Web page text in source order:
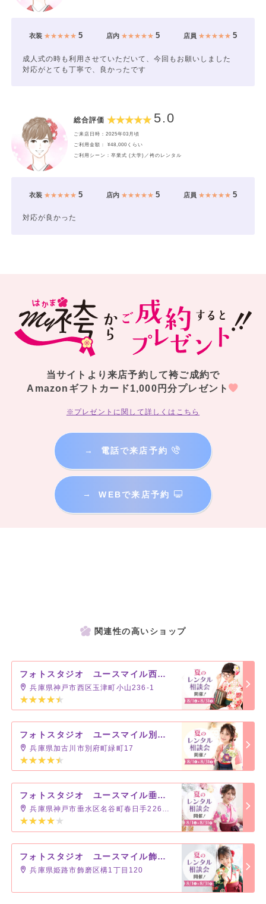
衣装★★★★★ 5 店内★★★★★ 5 店員 ★★★★★5
成人式の時も利用させていただいて、今回もお願いしました
対応がとても丁寧で、良かったです
総合評価 5.0
ご来店日時：2025年03月頃
ご利用金額： ¥48,000くらい
ご利用シーン：卒業式 (大学)／袴のレンタル
衣装★★★★★ 5 店内★★★★★ 5 店員 ★★★★★5
対応が良かった
当サイトより来店予約して袴ご成約で
Amazonギフトカード1,000円分プレゼント
※プレゼントに関して詳しくはこちら
→ 電話で来店予約
→ WEBで来店予約
関連性の高いショップ
フォトスタジオ ユースマイル西神戸店
兵庫県神戸市西区玉津町小山236-1
フォトスタジオ ユースマイル別府店
兵庫県加古川市別府町緑町17
フォトスタジオ ユースマイル垂水店
兵庫県神戸市垂水区名谷町春日手2268-1
フォトスタジオ ユースマイル飾磨店
兵庫県姫路市飾磨区構1丁目120